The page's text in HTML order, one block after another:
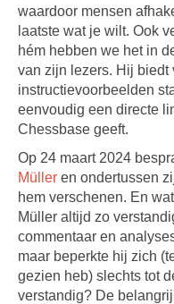
waardoor mensen
laatste wat je wilt. Ook
hém hebben we het in
van zijn lezers. Hij
instructievoorbeelden
eenvoudig een directe
Chessbase geeft.
Op 24 maart 2024
Müller en ondertussen
hem verschenen. En
Müller altijd zo
commentaar en
maar beperkte hij zich
gezien heb) slechts tot
verstandig? De